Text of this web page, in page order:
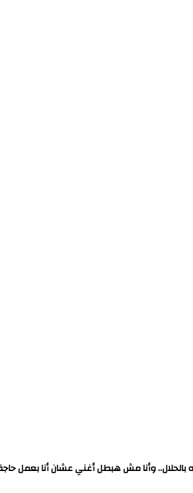
وأنا مش هبطل أغني عشان أنا بعمل